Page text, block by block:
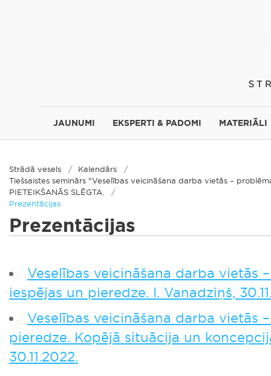
JAUNUMI EKSPERTI & PADOMI MATERIĀLI
Strādā vesels
Kalendārs
Tiešsaistes seminārs "Veselības veicināšana darba vietās –
PIETEIKŠANĀS SLĒGTA.
Prezentācijas
Prezentācijas
Veselības veicināšana darba vietās
iespējas un pieredze. I. Vanadziņš,
Veselības veicināšana darba vietās
pieredze. Kopējā situācija un
30.11.2022.